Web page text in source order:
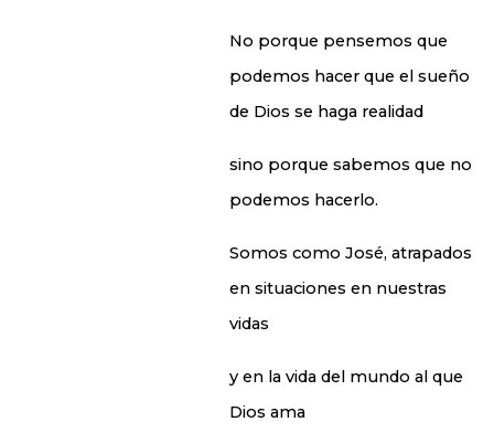
No porque pensemos que
podemos hacer que el sueño
de Dios se haga realidad
sino porque sabemos que no
podemos hacerlo.
Somos como José, atrapados
en situaciones en nuestras
vidas
y en la vida del mundo al que
Dios ama